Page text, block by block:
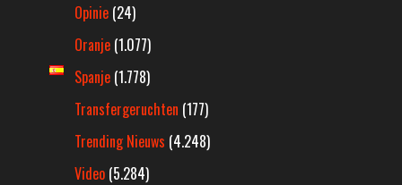
Opinie (24)
Oranje (1.077)
Spanje (1.778)
Transfergeruchten (177)
Trending Nieuws (4.248)
Video (5.284)